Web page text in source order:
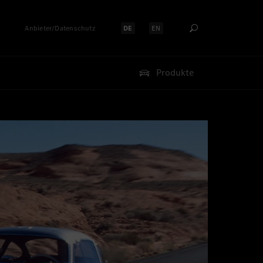
Anbieter/Datenschutz Sprache auswählen:
DE Sprache auswählen:
EN
Produkte